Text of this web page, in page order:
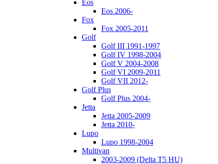
Eos
Eos 2006-
Fox
Fox 2005-2011
Golf
Golf III 1991-1997
Golf IV 1998-2004
Golf V 2004-2008
Golf VI 2009-2011
Golf VII 2012-
Golf Plus
Golf Plus 2004-
Jetta
Jetta 2005-2009
Jetta 2010-
Lupo
Lupo 1998-2004
Multivan
2003-2009 (Delta T5 HU)